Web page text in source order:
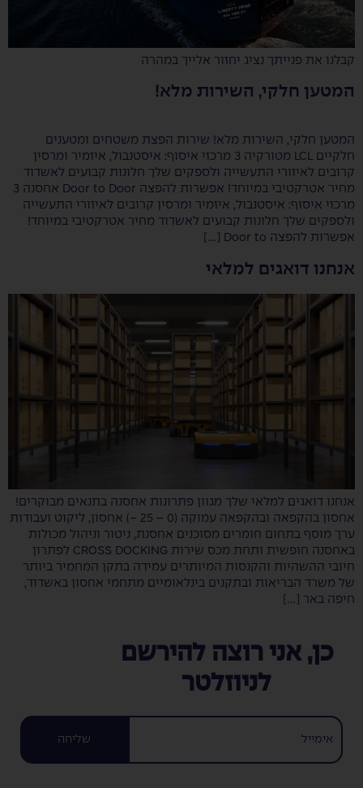
קבלנו את פנייתך נציג יחזור אלייך במהרה
המטען חלקי, השירות מלא!
המטען חלקי, השירות מלא! שירות הפצת משטחים ומטענים
חלקיים LCL מטורקיה 3 מרכזי איסוף: איסטנבול, איזמיר ומרסין
קרובים לאיזורי התעשייה ולספקים שלך חלונות קבועים לאשדוד
מחיר אטרקטיבי במיוחד! אפשרות להפצה Door to Door אחסנה 3
מרכזי איסוף: איסטנבול, איזמיר ומרסין קרובים לאיזורי התעשייה
ולספקים שלך חלונות קבועים לאשדוד מחיר אטרקטיבי במיוחד!
אפשרות להפצה Door to […]
אנחנו דואגים למלאי
אנחנו דואגים למלאי שלך מגוון פתרונות אחסנה בתנאים מבוקרים!
אחסון בהקפאה ובהקפאה עמוקה (0 – 25 -) אחסון, ליקוט ועבודות
ערך מוסף בתחום חומרים מסוכנים אחסנת, ניטור וניהול מכולות
באחסנה חופשית ותחת מכס שירות CROSS DOCKING לפתרון
חיובי ההשהיות והקנסות המיותרים עמידה בתקן המחמיר ביותר
של משרד הבריאות ובתקנים בינלאומיים מתחמי אחסון באשדוד,
חיפה באר […]
כן, אני רוצה להירשם
לניוזלטר
שליחה